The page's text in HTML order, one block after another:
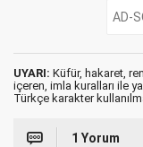
UYARI: Küfür, hakaret,
içeren, imla kuralları ile
Türkçe karakter
1 Yorum